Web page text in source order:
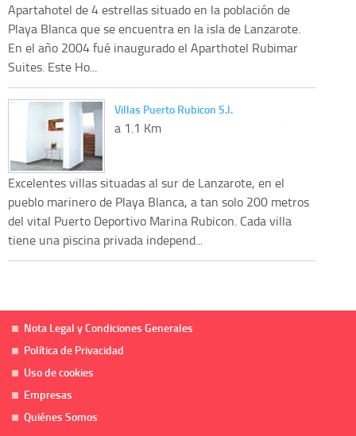
Apartahotel de 4 estrellas situado en la población de
Playa Blanca que se encuentra en la isla de Lanzarote.
En el año 2004 fué inaugurado el Aparthotel Rubimar
Suites. Este Ho...
Villas Puerto Rubicon S.l.
a 1.1 Km
Excelentes villas situadas al sur de Lanzarote, en el
pueblo marinero de Playa Blanca, a tan solo 200 metros
del vital Puerto Deportivo Marina Rubicon. Cada villa
tiene una piscina privada independ...
Nota Legal y Condiciones Generales
Política de Privacidad
Uso de cookies
Empresas
Quiénes Somos